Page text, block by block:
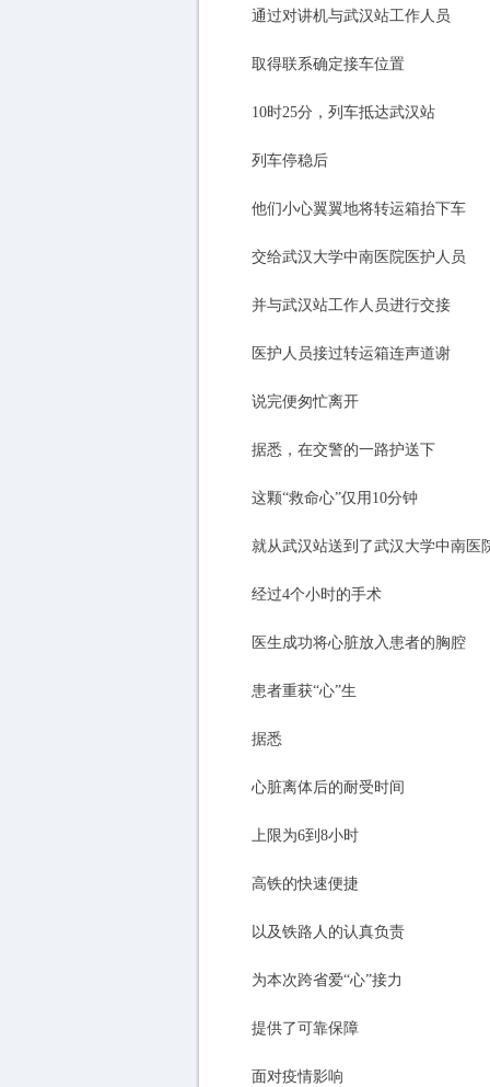
通过对讲机与武汉站工作人员
取得联系确定接车位置
10时25分，列车抵达武汉站
列车停稳后
他们小心翼翼地将转运箱抬下车
交给武汉大学中南医院医护人员
并与武汉站工作人员进行交接
医护人员接过转运箱连声道谢
说完便匆忙离开
据悉，在交警的一路护送下
这颗“救命心”仅用10分钟
就从武汉站送到了武汉大学中南医
经过4个小时的手术
医生成功将心脏放入患者的胸腔
患者重获“心”生
据悉
心脏离体后的耐受时间
上限为6到8小时
高铁的快速便捷
以及铁路人的认真负责
为本次跨省爱“心”接力
提供了可靠保障
面对疫情影响